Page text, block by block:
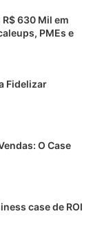
630 Mil em
PMEs e
Fidelizar
O Case
case de ROI